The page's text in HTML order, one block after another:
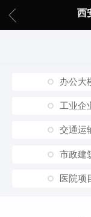
西
办公大
工业企
交通运
市政建
医院项